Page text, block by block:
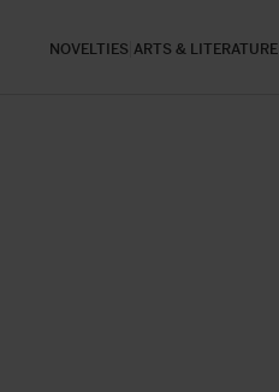
NOVELTIES ARTS & LITERATURE